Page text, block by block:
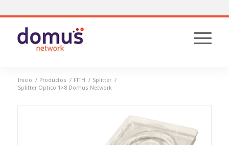
Inicio / Productos / FTTH / Splitter /
Splitter Optico 1×8 Domus Network